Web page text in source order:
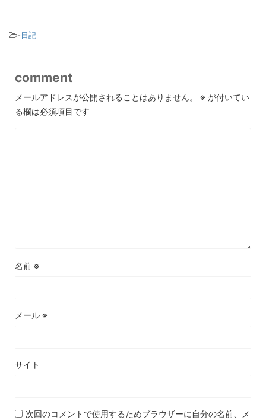
-日記
comment
メールアドレスが公開されることはありません。 ※ が付いてい
る欄は必須項目です
名前 ※
メール ※
サイト
次回のコメントで使用するためブラウザーに自分の名前、メ